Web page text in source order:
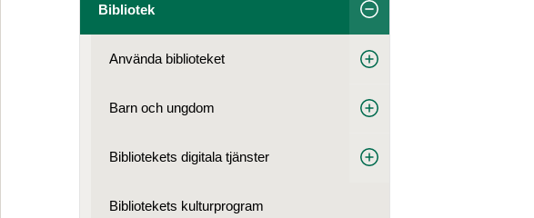
Bibliotek
Använda biblioteket
Barn och ungdom
Bibliotekets digitala tjänster
Bibliotekets kulturprogram